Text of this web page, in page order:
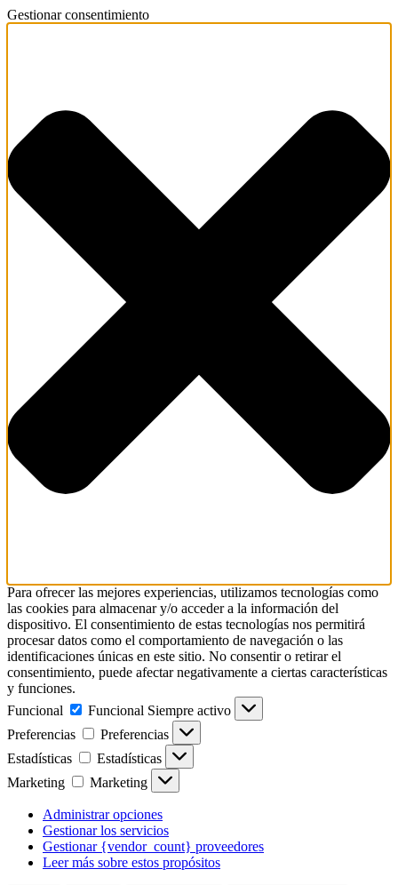
Gestionar consentimiento
Para ofrecer las mejores experiencias, utilizamos tecnologías como
las cookies para almacenar y/o acceder a la información del
dispositivo. El consentimiento de estas tecnologías nos permitirá
procesar datos como el comportamiento de navegación o las
identificaciones únicas en este sitio. No consentir o retirar el
consentimiento, puede afectar negativamente a ciertas características
y funciones.
Funcional
Funcional Siempre activo
Preferencias
Preferencias
Estadísticas
Estadísticas
Marketing
Marketing
Administrar opciones
Gestionar los servicios
Gestionar {vendor_count} proveedores
Leer más sobre estos propósitos